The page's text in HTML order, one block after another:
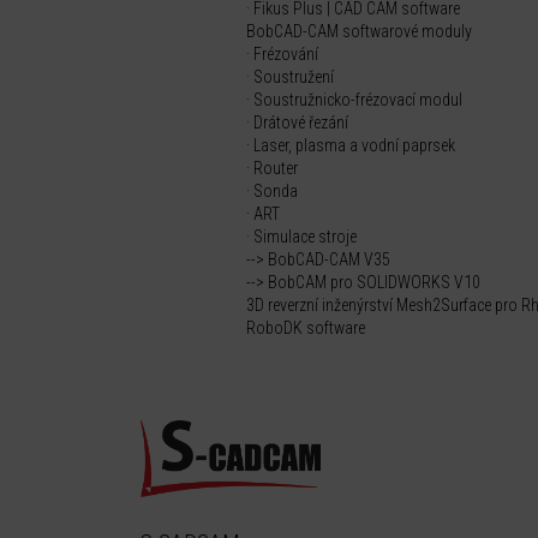
· Fikus Plus | CAD CAM software
BobCAD-CAM softwarové moduly
· Frézování
· Soustružení
· Soustružnicko-frézovací modul
· Drátové řezání
· Laser, plasma a vodní paprsek
· Router
· Sonda
· ART
· Simulace stroje
--> BobCAD-CAM V35
--> BobCAM pro SOLIDWORKS V10
3D reverzní inženýrství Mesh2Surface pro
RoboDK software